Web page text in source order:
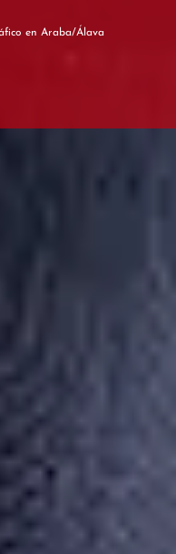
Perito Reconstructor de Accidentes de Tráfico en Araba/Álava